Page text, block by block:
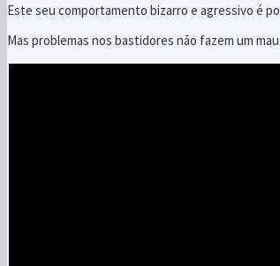
Este seu comportamento bizarro e agressivo é
Mas problemas nos bastidores não fazem um